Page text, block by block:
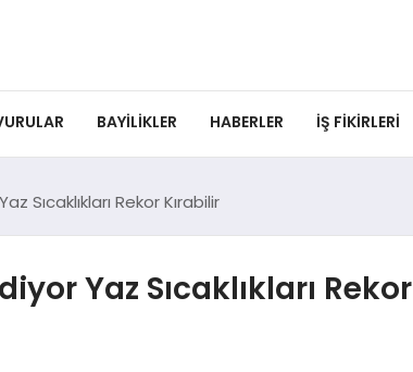
BAYILIKLER HABERLER İŞ FIKIRLERI
Sıcaklıkları Rekor Kırabilir
Yaz Sıcaklıkları Rekor